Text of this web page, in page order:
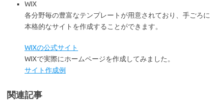
WIX
各分野毎の豊富なテンプレートが用意されており、手ごろに
本格的なサイトを作成することができます。
WIXの公式サイト
WIXで実際にホームページを作成してみました。
サイト作成例
関連記事